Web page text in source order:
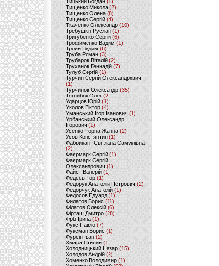
Тицький Богдан (1)
Тищенко Микола (2)
Тищенко Олена (8)
Тищенко Сергій (4)
Ткаченко Олександр (10)
Требушкін Руслан (1)
Тригубенко Сергій(6)
Трофименко Вадим (1)
Троян Вадим (6)
Труба Роман(3)
Трубаров Віталій (2)
Труханов Геннадій (7)
Тулуб Сергій(1)
Турчин Сергій Олександрович
(1)
Турчинов Олександр(35)
Тягнибок Олег (2)
Ударцов Юрій (1)
Уколов Віктор(4)
Уманський Ігор Іванович(1)
Урбанський Олександр
Ігорович (1)
Усенко-Чорна Жанна (2)
Усов Констянтин(1)
Фабрикант Світлана Самуілівна
(2)
Фаєрмарк Сергій(1)
Фаєрмарк Сергій
Олександрович (1)
Файст Валерій(1)
Федєєв Ігор (1)
Федорук Анатолій Петрович (2)
Федорчук Анатолій (1)
Федосов Едуард (1)
Филатов Борис (11)
Філатов Олексій (6)
Фірташ Дмитро (28)
Фріз Ірина (1)
Фукс Павло (7)
Фуксман Борис (1)
Фурсін Іван (2)
Хмара Степан(1)
Холодницький Назар(15)
Холодов Андрій (2)
Хоменко Володимир (1)